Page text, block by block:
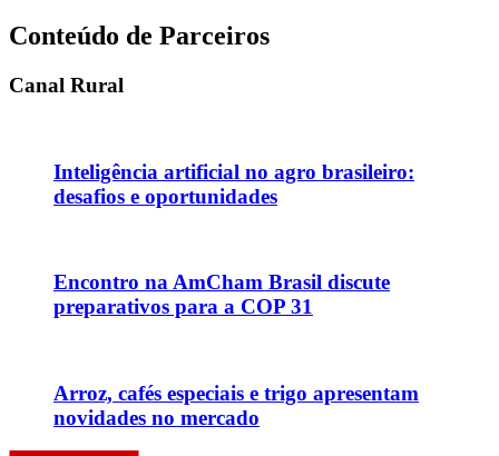
Conteúdo de Parceiros
Canal Rural
Inteligência artificial no agro brasileiro:
desafios e oportunidades
Encontro na AmCham Brasil discute
preparativos para a COP 31
Arroz, cafés especiais e trigo apresentam
novidades no mercado